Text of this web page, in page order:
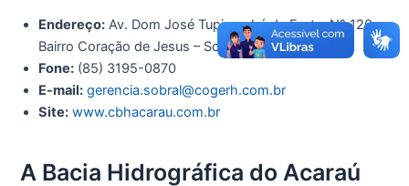
Endereço: Av. Dom José Tupinambá da Frota, Nº 120 –
Bairro Coração de Jesus – Sobral-CE
Fone: (85) 3195-0870
E-mail: gerencia.sobral@cogerh.com.br
Site: www.cbhacarau.com.br
A Bacia Hidrográfica do Acaraú